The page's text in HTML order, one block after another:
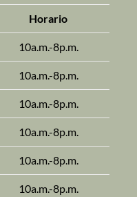
Horario
10a.m.-8p.m.
10a.m.-8p.m.
10a.m.-8p.m.
10a.m.-8p.m.
10a.m.-8p.m.
10a.m.-8p.m.